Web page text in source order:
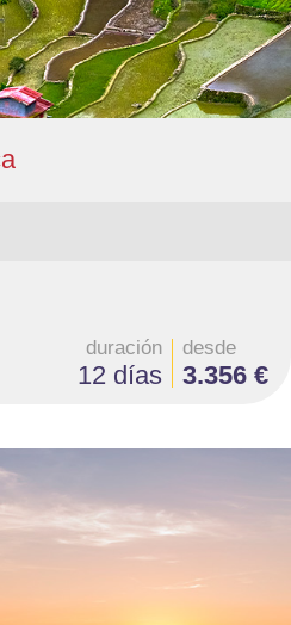
duración
12 días
desde
3.356 €
2 Puerto Princesa, 2 Port Barton
Primera y Primera Superior